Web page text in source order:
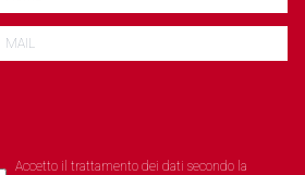
Accetto il trattamento dei dati secondo la